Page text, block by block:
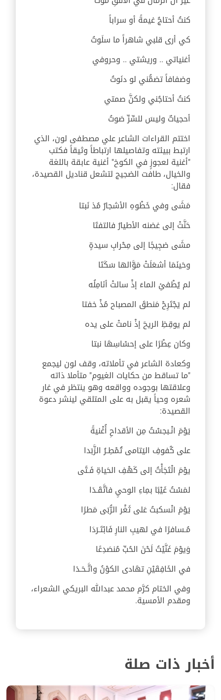
كنتُ أحتاجُ غيمةً أو سراباً
كي أرى قلبي شاهراً ما سلَوتُ
أغنياتي .. وريشتي .. وحروفي
وضفافاً تضمُّني لو دنَوتُ
كنتُ أحتاجُني ولكنَّ صمتي
أحجياتٌ وليسَ للسِّرِّ صَوتُ
اختتم القراءات الشاعر علي مصطفى لون، الذي
ارتبط ببيئته وتفاصيلها ارتباطاً وثيقاً فكتب
"أغنية لعجوزٍ في الكوخ" أغنية عابقة باللغة
والخيال، طافت الضجيج لتشعل قناديل القصيدة،
فقال:
مَشَى وفي خَطْوهِ الأشجارُ مُذ نَبتا
حَنَّتْ إلى غضنه الأطيارُ فالتفتَا
مشَى ضجِيجًا إلى مِحْرابِ سيدةٍ
وحَينَمَا أشعَلَتْ مَوَّالها سَكَتَا
لم يُطْفئِ الماءَ إذْ سالتْ أنَامِلُه
لم يَجْتَرِحْ مَنطقَ المصباح مُذْ خفتا
لم يوقِظِ الريحَ إذْ نامتْ على يده
وكان عِطْرًا على إحسْاسِهَا نبتا
وكعادة الشاعر في تأملاته، وقف لون ليجمع
"ما تساقط من حكايات الغيوم" متأملا ذاته
وعلاقتها بوجوده وواقعه وهو ينتظر في غار
شعره وحياً يقبل به على المتلقي لينشر دعوة
القصيدة:
يَوْمَ انْـبجسْتُ مِن الأقداحِ أُغْنيةً
على كُفوفِ اليَتامى تُمْطِـرُ الزَّبَدا
يوْمَ الْتَجَأْتُ إلى كَهْفِ الحَياةِ فَـتًى
لمَسْتُ غَيْبًا بمِاءِ الوحيِ فاتَّقَـدَا
يَوْمَ انْسكبتُ عَلى ثَغْر الرُّبَى مَطرًا
مُـسافرًا في لهيبِ النارِ فَابْتَـرَدَا
وَيوْمَ غَنَّيْتُ لَحْنَ الحُبِّ مُنصَدِعًا
في الخَافِقَيْنِ تهَادى الكوْنُ واتَّـحَـدَا
وفي الختام كرَّم محمد عبدالله البريكي الشعراء،
ومقدم الأمسية.
أخبار ذات صلة